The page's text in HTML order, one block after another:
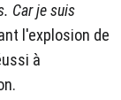
Car je suis
l'explosion de
à